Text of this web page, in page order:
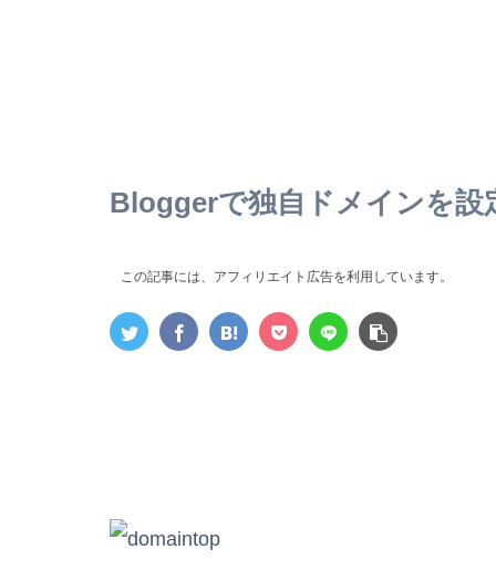
Bloggerで独自ドメインを設
この記事には、アフィリエイト広告を利用しています。